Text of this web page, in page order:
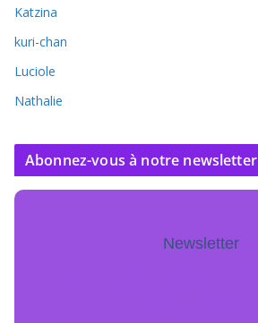
Katzina
kuri-chan
Luciole
Nathalie
Abonnez-vous à notre newsletter
Newsletter